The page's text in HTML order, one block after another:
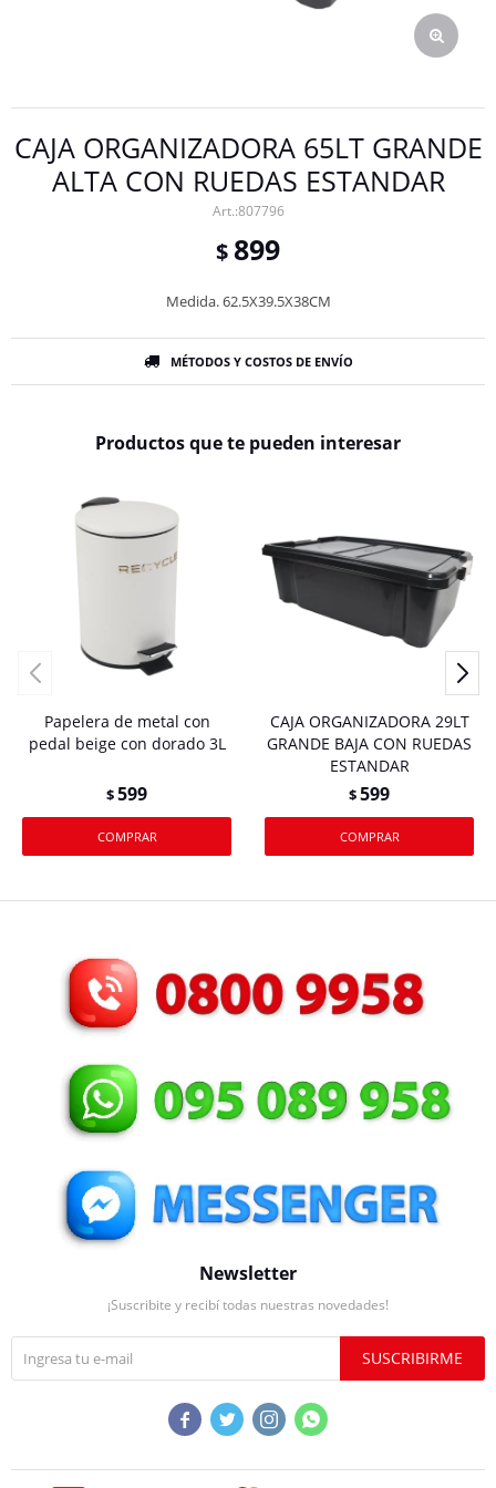
CAJA ORGANIZADORA 65LT GRANDE
ALTA CON RUEDAS ESTANDAR
807796
$ 899
Medida. 62.5X39.5X38CM
MÉTODOS Y COSTOS DE ENVÍO
Productos que te pueden interesar
Papelera de metal con
pedal beige con dorado 3L
$599
CAJA ORGANIZADORA 29LT
GRANDE BAJA CON RUEDAS
ESTANDAR
$599
Newsletter
¡Suscribite y recibí todas nuestras novedades!
SUSCRIBIRME
   